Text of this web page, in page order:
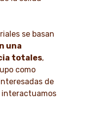
se basan
una
totales,
como
de
interactuamos